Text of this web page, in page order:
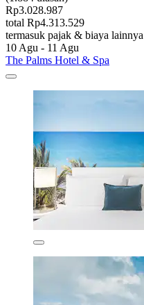
Rp3.028.987
total Rp4.313.529
termasuk pajak & biaya lainnya
10 Agu - 11 Agu
The Palms Hotel & Spa